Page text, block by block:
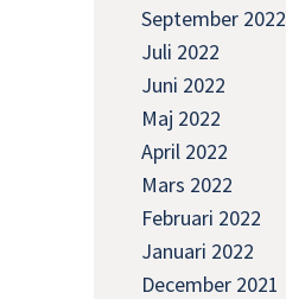
September 2022
Juli 2022
Juni 2022
Maj 2022
April 2022
Mars 2022
Februari 2022
Januari 2022
December 2021